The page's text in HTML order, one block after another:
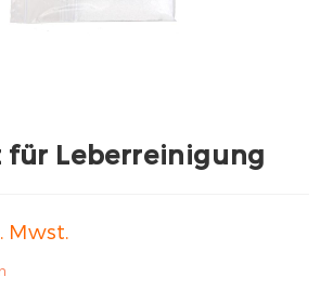
für Leberreinigung
Mwst.